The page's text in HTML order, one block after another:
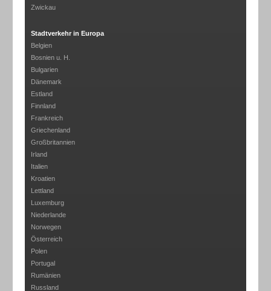
Zwickau
Stadtverkehr in Europa
Belgien
Bosnien u. H.
Bulgarien
Dänemark
Estland
Finnland
Frankreich
Griechenland
Großbritannien
Irland
Italien
Kroatien
Lettland
Luxemburg
Niederlande
Norwegen
Österreich
Polen
Portugal
Rumänien
Russland